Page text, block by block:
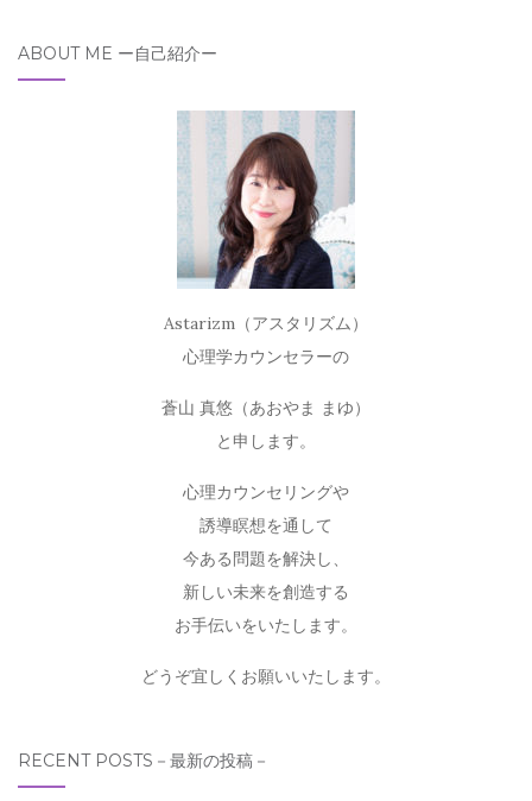
ABOUT ME ー自己紹介ー
Astarizm（アスタリズム）
心理学カウンセラーの
蒼山 真悠（あおやま まゆ）
と申します。
心理カウンセリングや
誘導瞑想を通して
今ある問題を解決し、
新しい未来を創造する
お手伝いをいたします。
どうぞ宜しくお願いいたします。
RECENT POSTS－最新の投稿－